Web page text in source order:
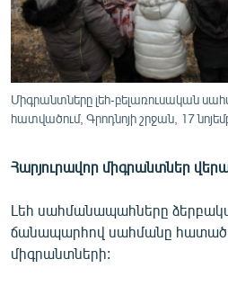
ՍՊՈՐՏ
ՄԵԿՆԱԲԱՆՈՒԹՅՈՒՆ
ՏՏ ԵՒ ԻՆՏԵՐՆԵՏ
ԿՈՐՈՆԱՎԻՐՈՒՍ
ԲԱՆԱՎԵՃ
ՁԳՏԵԼՈՎ ԼԱՎԱԳՈՒՅՆԻՆ
Միգրանտները լեհ-բելառուսական
հատվածում, Գրոդնոյի շրջան, 17
Հարյուրավոր միգրանտներ
Լեհ սահմանապահները
ճանապարհով սահմանը հատած
միգրանտների: